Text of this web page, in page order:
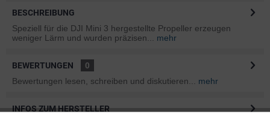
BESCHREIBUNG
Speziell für die DJI Mini 3 hergestellte Propeller erzeugen
weniger Lärm und wurden präzisen...
mehr
BEWERTUNGEN
0
Bewertungen lesen, schreiben und diskutieren...
mehr
INFOS ZUM HERSTELLER